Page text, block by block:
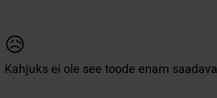
😥
Kahjuks ei ole see toode enam saadaval